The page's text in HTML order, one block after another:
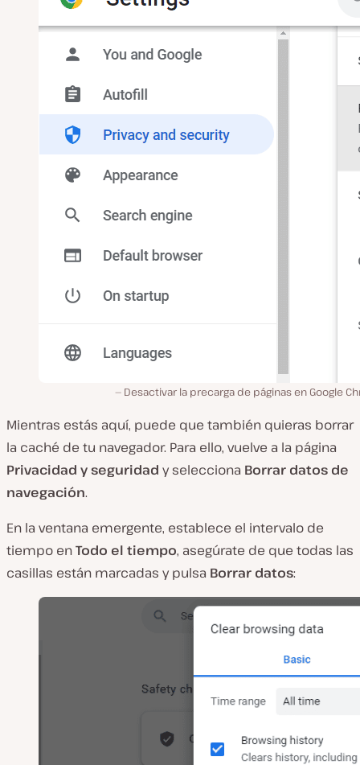
Desactivar la precarga de páginas en Google
Mientras estás aquí, puede que también quieras borrar
la caché de tu navegador. Para ello, vuelve a la página
Privacidad y seguridad y selecciona Borrar datos de
navegación.
En la ventana emergente, establece el intervalo de
tiempo enTodo el tiempo, asegúrate de que todas las
casillas están marcadas y pulsa Borrar datos: